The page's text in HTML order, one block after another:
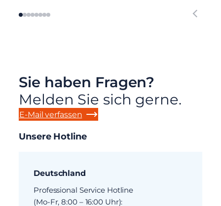
Sie haben Fragen?
Melden Sie sich gerne.
E-Mail verfassen
Unsere Hotline
Deutschland
Professional Service Hotline
(Mo-Fr, 8:00 – 16:00 Uhr):